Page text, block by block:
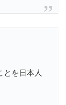
とを日本人